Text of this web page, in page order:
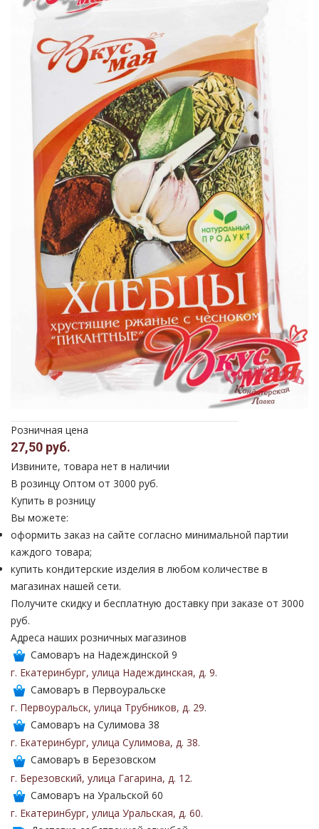
Розничная цена
27,50 руб.
Извините, товара нет в наличии
В розинцу Оптом от 3000 руб.
Купить в розницу
Вы можете:
оформить заказ на сайте согласно минимальной партии
каждого товара;
купить кондитерские изделия в любом количестве в
магазинах нашей сети.
Получите скидку и бесплатную доставку при заказе от 3000
руб.
Адреса наших розничных магазинов
Самоваръ на Надеждинской 9
г. Екатеринбург, улица Надеждинская, д. 9.
Самоваръ в Первоуральске
г. Первоуральск, улица Трубников, д. 29.
Самоваръ на Сулимова 38
г. Екатеринбург, улица Сулимова, д. 38.
Самоваръ в Березовском
г. Березовский, улица Гагарина, д. 12.
Самоваръ на Уральской 60
г. Екатеринбург, улица Уральская, д. 60.